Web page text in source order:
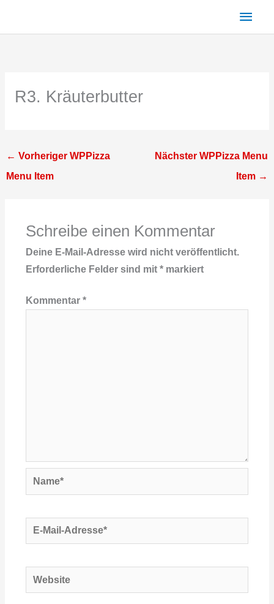
R3. Kräuterbutter
← Vorheriger WPPizza
Menu Item
Nächster WPPizza Menu
Item →
Schreibe einen Kommentar
Deine E-Mail-Adresse wird nicht veröffentlicht.
Erforderliche Felder sind mit *markiert
Kommentar *
Name*
E-
Mail-
Website